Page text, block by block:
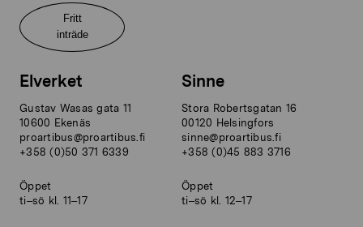
Fritt
inträde
Elverket
Gustav Wasas gata 11
10600 Ekenäs
proartibus@proartibus.fi
+358 (0)50 371 6339
Öppet
ti–sö kl. 11–17
Sinne
Stora Robertsgatan 16
00120 Helsingfors
sinne@proartibus.fi
+358 (0)45 883 3716
Öppet
ti–sö kl. 12–17